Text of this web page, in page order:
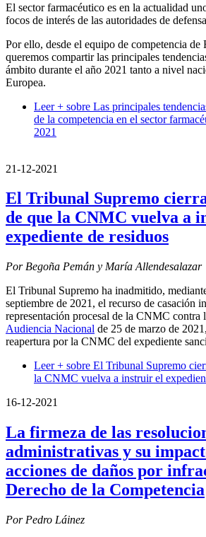
El sector farmacéutico es en la actualidad
focos de interés de las autoridades de
Por ello, desde el equipo de competencia de
queremos compartir las principales
ámbito durante el año 2021 tanto a nivel
Europea.
Leer + sobre Las principales
de la competencia en el sector
2021
21-12-2021
El Tribunal Supremo
de que la CNMC vuelva a
expediente de residuos
Por Begoña Pemán y María Allendesalazar
El Tribunal Supremo ha inadmitido,
septiembre de 2021, el recurso de casación
representación procesal de la CNMC contra
Audiencia Nacional de 25 de marzo de
reapertura por la CNMC del expediente
Leer + sobre El Tribunal Supremo
la CNMC vuelva a instruir el
16-12-2021
La firmeza de las
administrativas y su
acciones de daños por
Derecho de la Competencia
Por Pedro Láinez